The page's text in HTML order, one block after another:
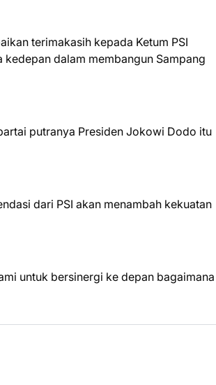
terimakasih kepada Ketum PSI
dalam membangun Sampang
putranya Presiden Jokowi Dodo itu
dari PSI akan menambah kekuatan
untuk bersinergi ke depan bagaimana